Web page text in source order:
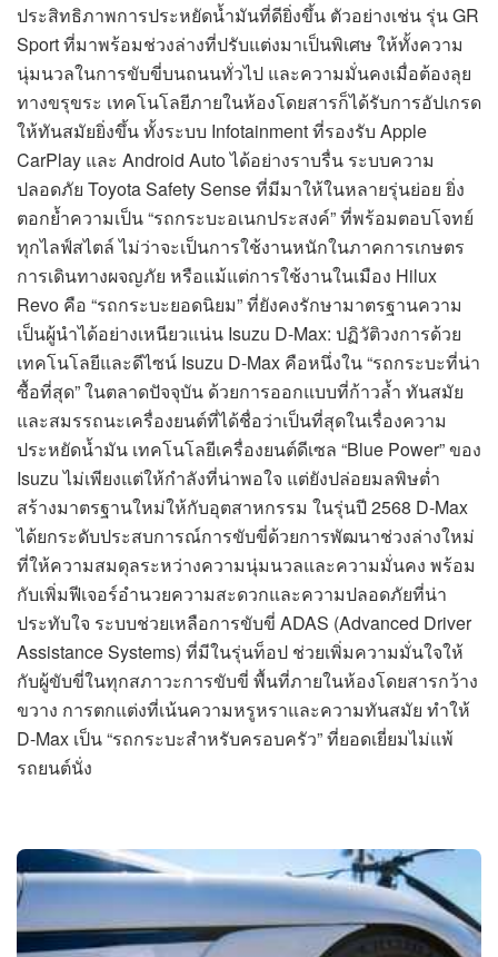
ประสิทธิภาพการประหยัดน้ำมันที่ดียิ่งขึ้น ตัวอย่างเช่น รุ่น GR
Sport ที่มาพร้อมช่วงล่างที่ปรับแต่งมาเป็นพิเศษ ให้ทั้งความ
นุ่มนวลในการขับขี่บนถนนทั่วไป และความมั่นคงเมื่อต้องลุย
ทางขรุขระ เทคโนโลยีภายในห้องโดยสารก็ได้รับการอัปเกรด
ให้ทันสมัยยิ่งขึ้น ทั้งระบบ Infotainment ที่รองรับ Apple
CarPlay และ Android Auto ได้อย่างราบรื่น ระบบความ
ปลอดภัย Toyota Safety Sense ที่มีมาให้ในหลายรุ่นย่อย ยิ่ง
ตอกย้ำความเป็น “รถกระบะอเนกประสงค์” ที่พร้อมตอบโจทย์
ทุกไลฟ์สไตล์ ไม่ว่าจะเป็นการใช้งานหนักในภาคการเกษตร
การเดินทางผจญภัย หรือแม้แต่การใช้งานในเมือง Hilux
Revo คือ “รถกระบะยอดนิยม” ที่ยังคงรักษามาตรฐานความ
เป็นผู้นำได้อย่างเหนียวแน่น Isuzu D-Max: ปฏิวัติวงการด้วย
เทคโนโลยีและดีไซน์ Isuzu D-Max คือหนึ่งใน “รถกระบะที่น่า
ซื้อที่สุด” ในตลาดปัจจุบัน ด้วยการออกแบบที่ก้าวล้ำ ทันสมัย
และสมรรถนะเครื่องยนต์ที่ได้ชื่อว่าเป็นที่สุดในเรื่องความ
ประหยัดน้ำมัน เทคโนโลยีเครื่องยนต์ดีเซล “Blue Power” ของ
Isuzu ไม่เพียงแต่ให้กำลังที่น่าพอใจ แต่ยังปล่อยมลพิษต่ำ
สร้างมาตรฐานใหม่ให้กับอุตสาหกรรม ในรุ่นปี 2568 D-Max
ได้ยกระดับประสบการณ์การขับขี่ด้วยการพัฒนาช่วงล่างใหม่
ที่ให้ความสมดุลระหว่างความนุ่มนวลและความมั่นคง พร้อม
กับเพิ่มฟีเจอร์อำนวยความสะดวกและความปลอดภัยที่น่า
ประทับใจ ระบบช่วยเหลือการขับขี่ ADAS (Advanced Driver
Assistance Systems) ที่มีในรุ่นท็อป ช่วยเพิ่มความมั่นใจให้
กับผู้ขับขี่ในทุกสภาวะการขับขี่ พื้นที่ภายในห้องโดยสารกว้าง
ขวาง การตกแต่งที่เน้นความหรูหราและความทันสมัย ทำให้
D-Max เป็น “รถกระบะสำหรับครอบครัว” ที่ยอดเยี่ยมไม่แพ้
รถยนต์นั่ง